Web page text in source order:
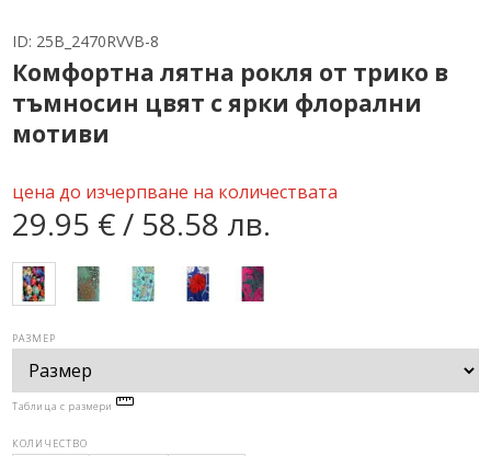
ID: 25B_2470RVVB-8
Комфортна лятна рокля от трико в
тъмносин цвят с ярки флорални
мотиви
цена до изчерпване на количествата
29.95 € / 58.58 лв.
РАЗМЕР
Таблица с размери
КОЛИЧЕСТВО